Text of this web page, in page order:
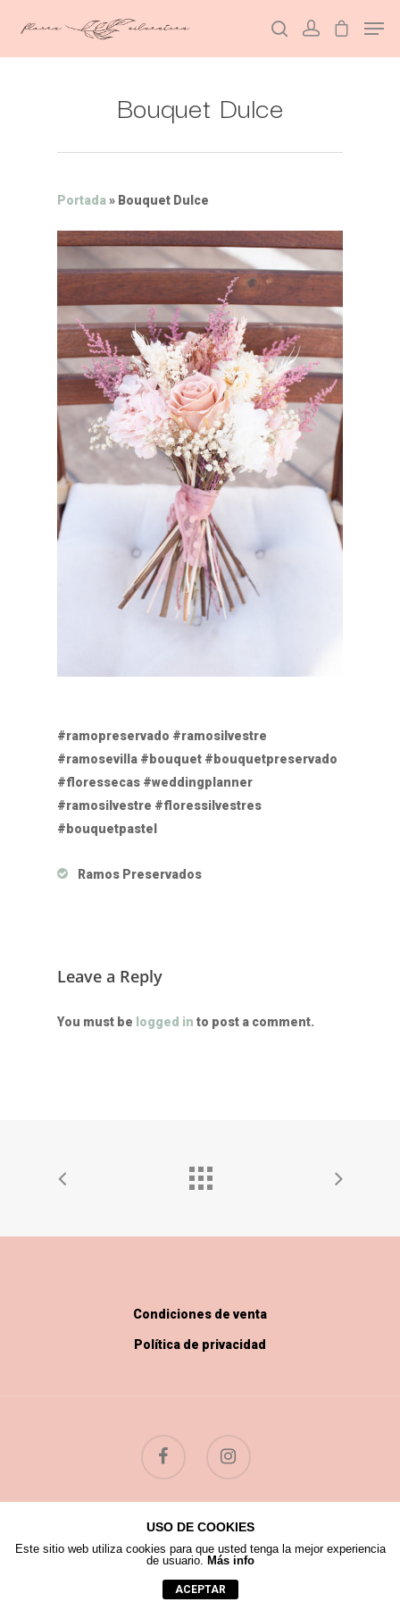
Hit enter to search or ESC to close
Bouquet Dulce
Portada» Bouquet Dulce
#ramopreservado #ramosilvestre
#ramosevilla #bouquet #bouquetpreservado
#floressecas #weddingplanner
#ramosilvestre #floressilvestres
#bouquetpastel
Ramos Preservados
Leave a Reply
You must be logged in to post a comment.
Condiciones de venta
Política de privacidad
© 2026 Flores Silvestres.
USO DE COOKIES
Este sitio web utiliza cookies para que usted tenga la mejor experiencia
de usuario. Más info
ACEPTAR